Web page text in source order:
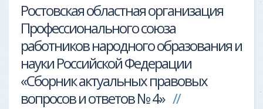
Ростовская областная организация
Профессионального союза
работников народного образования и
науки Российской Федерации
«Сборник актуальных правовых
вопросов и ответов № 4»